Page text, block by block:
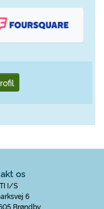
os
I/S
6
Brøndby